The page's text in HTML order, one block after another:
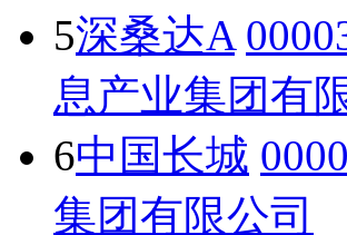
5深桑达A
息产业集团有
6中国长城
集团有限公司